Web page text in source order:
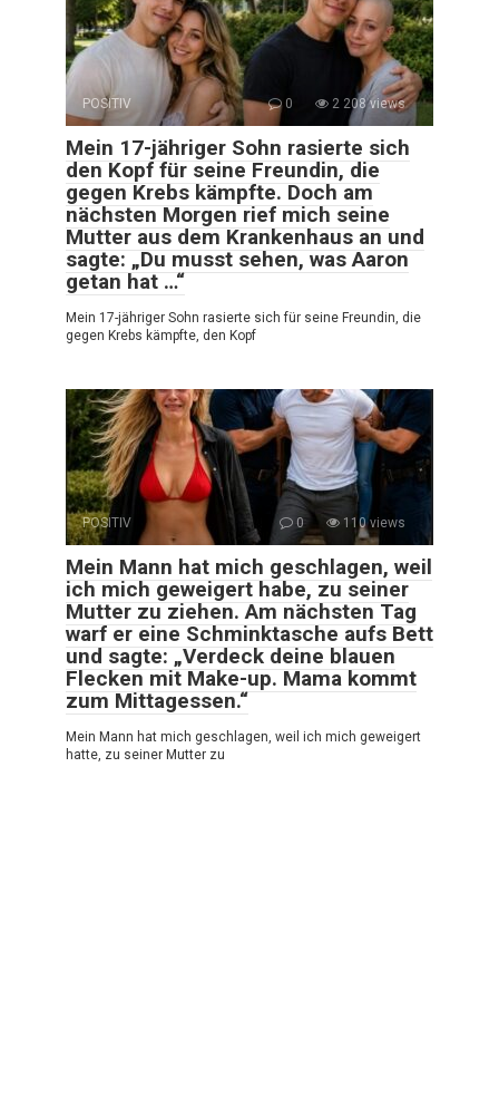
POSITIV 0 2 208 views
Mein 17-jähriger Sohn rasierte sich
den Kopf für seine Freundin, die
gegen Krebs kämpfte. Doch am
nächsten Morgen rief mich seine
Mutter aus dem Krankenhaus an und
sagte: „Du musst sehen, was Aaron
getan hat …“
Mein 17-jähriger Sohn rasierte sich für seine Freundin, die
gegen Krebs kämpfte, den Kopf
POSITIV 0 110 views
Mein Mann hat mich geschlagen, weil
ich mich geweigert habe, zu seiner
Mutter zu ziehen. Am nächsten Tag
warf er eine Schminktasche aufs Bett
und sagte: „Verdeck deine blauen
Flecken mit Make-up. Mama kommt
zum Mittagessen.“
Mein Mann hat mich geschlagen, weil ich mich geweigert
hatte, zu seiner Mutter zu